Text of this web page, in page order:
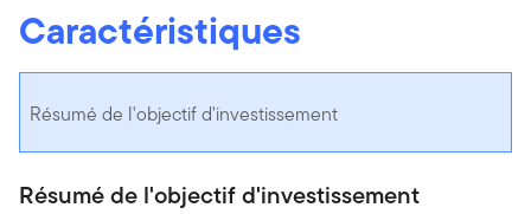
Caractéristiques
Résumé de l'objectif d'investissement
Résumé de l'objectif d'investissement